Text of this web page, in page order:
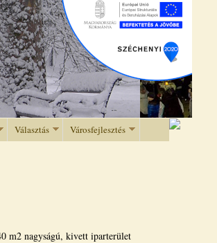
Választás Városfejlesztés
m2 nagyságú, kivett iparterület